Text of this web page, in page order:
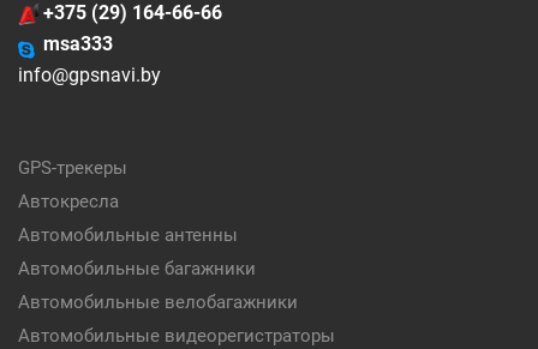
+375 (29) 164-66-66
msa333
info@gpsnavi.by
GPS-трекеры
Автокресла
Автомобильные антенны
Автомобильные багажники
Автомобильные велобагажники
Автомобильные видеорегистраторы